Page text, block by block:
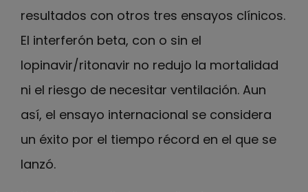
resultados con otros tres ensayos clínicos.
El interferón beta, con o sin el
lopinavir/ritonavir no redujo la mortalidad
ni el riesgo de necesitar ventilación. Aun
así, el ensayo internacional se considera
un éxito por el tiempo récord en el que se
lanzó.